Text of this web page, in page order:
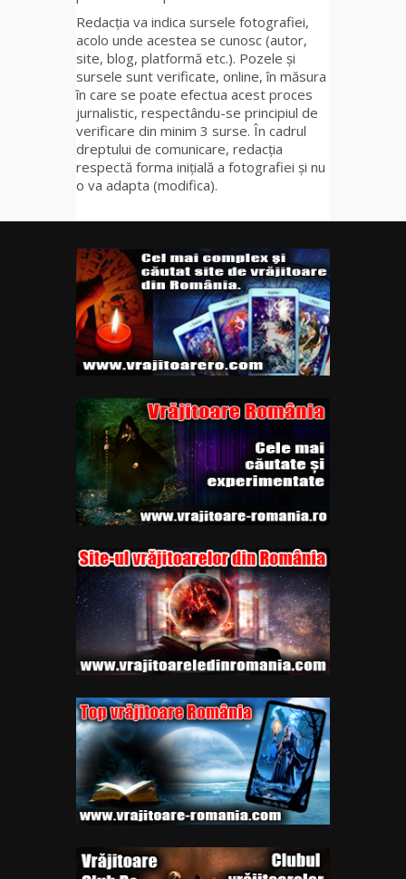
Redacția va indica sursele fotografiei,
acolo unde acestea se cunosc (autor,
site, blog, platformă etc.). Pozele și
sursele sunt verificate, online, în măsura
în care se poate efectua acest proces
jurnalistic, respectându-se principiul de
verificare din minim 3 surse. În cadrul
dreptului de comunicare, redacția
respectă forma inițială a fotografiei și nu
o va adapta (modifica).